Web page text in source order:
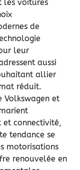
les voitures
de
leur
aussi
allier
réduit.
Volkswagen et
et connectivité,
tendance se
motorisations
renouvelée en